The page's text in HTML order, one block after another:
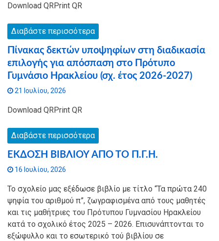
Download QRPrint QR
Διαβάστε περισσότερα
Πίνακας δεκτών υποψηφίων στη διαδικασία
επιλογής για απόσπαση στο Πρότυπο
Γυμνάσιο Ηρακλείου (σχ. έτος 2026-2027)
21 Ιουλίου, 2026
Download QRPrint QR
Διαβάστε περισσότερα
ΕΚΔΟΣΗ ΒΙΒΛΙΟΥ ΑΠΟ ΤΟ Π.Γ.Η.
16 Ιουλίου, 2026
Το σχολείο μας εξέδωσε βιβλίο με τίτλο “Τα πρώτα 240
ψηφία του αριθμού π”, ζωγραφισμένα από τους μαθητές
και τις μαθήτριες του Πρότυπου Γυμνασίου Ηρακλείου
κατά το σχολικό έτος 2025 – 2026. Επισυνάπτονται το
εξώφυλλο και το εσωτερικό τού βιβλίου σε